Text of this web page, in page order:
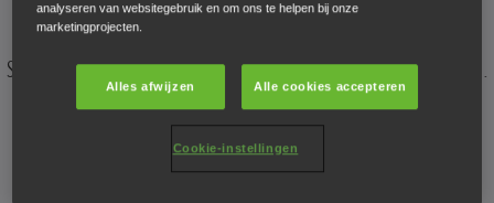
Selecteer een sneeuwfrees om de specificatiegegevens te bekijken.
analyseren van websitegebruik en om ons te helpen bij onze
marketingprojecten.
Alles afwijzen Alle cookies accepteren
Cookie-instellingen